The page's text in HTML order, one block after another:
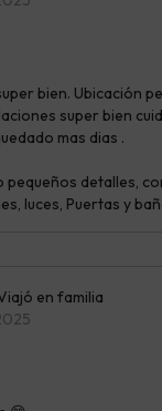
bien. Ubicación
super bien
mas dias .
pequeños detalles,
luces, Puertas y
en familia